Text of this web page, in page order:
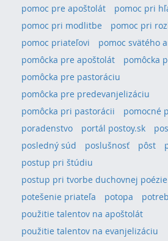
pomoc pre apoštolát
pomoc pri
pomoc pri modlitbe
pomoc pri
pomoc priateľovi
pomoc svätého
pomôcka pre apoštolát
pomôcka
pomôcka pre pastoráciu
pomôcka pre predevanjelizáciu
pomôcka pri pastorácii
pomocné
poradenstvo
portál postoy.sk
posledný súd
poslušnosť pôst
postup pri štúdiu
postup pri tvorbe duchovnej poézie
potešenie priateľa
potopa
použitie talentov na apoštolát
použitie talentov na evanjelizáciu